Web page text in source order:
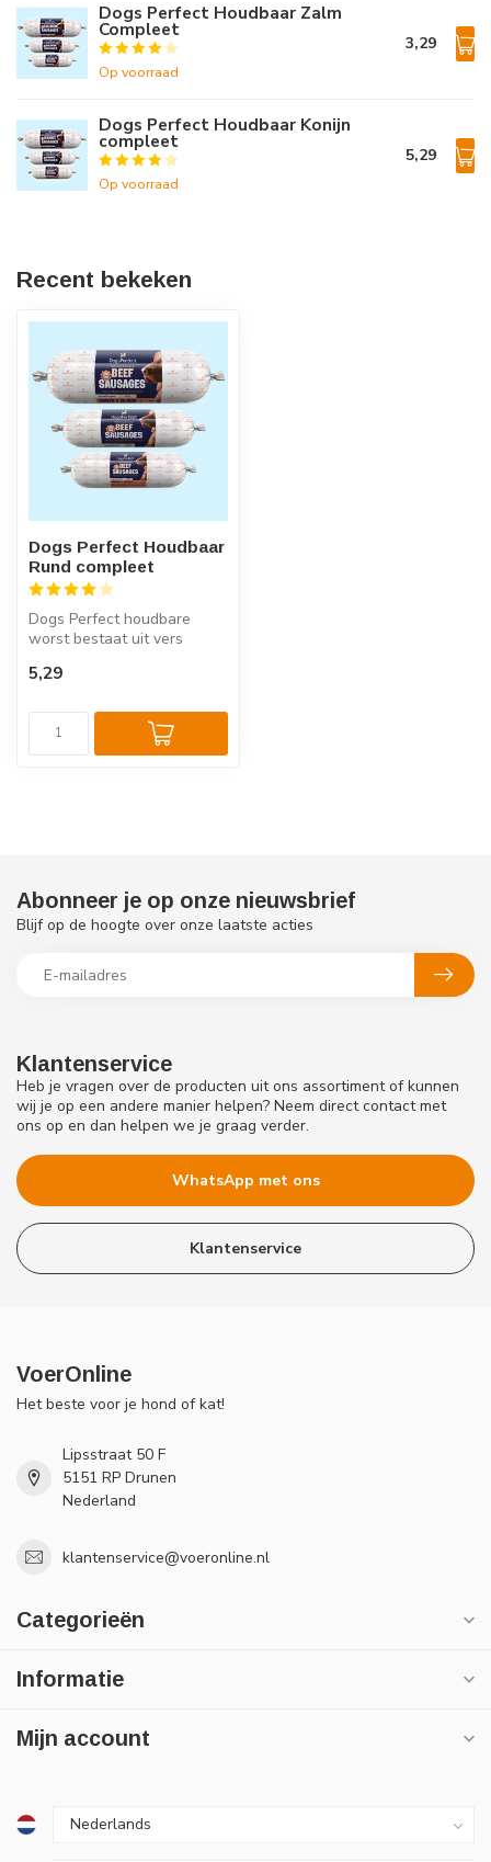
Dogs Perfect Houdbaar Zalm
Compleet
Op voorraad
3,29
Dogs Perfect Houdbaar Konijn
compleet
Op voorraad
5,29
Recent bekeken
Dogs Perfect Houdbaar
Rund compleet
Dogs Perfect houdbare
worst bestaat uit vers
kip. Ook wor...
5,29
Klantenservice
Heb je vragen over de producten uit ons assortiment of kunnen
wij je op een andere manier helpen? Neem direct contact met
ons op en dan helpen we je graag verder.
WhatsApp met ons
Klantenservice
Abonneer je op onze nieuwsbrief
Blijf op de hoogte over onze laatste acties
VoerOnline
Het beste voor je hond of kat!
Lipsstraat 50 F
5151 RP Drunen
Nederland
klantenservice@voeronline.nl
Categorieën
Informatie
Mijn account